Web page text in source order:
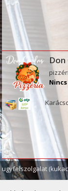
ugyfelszolgalat